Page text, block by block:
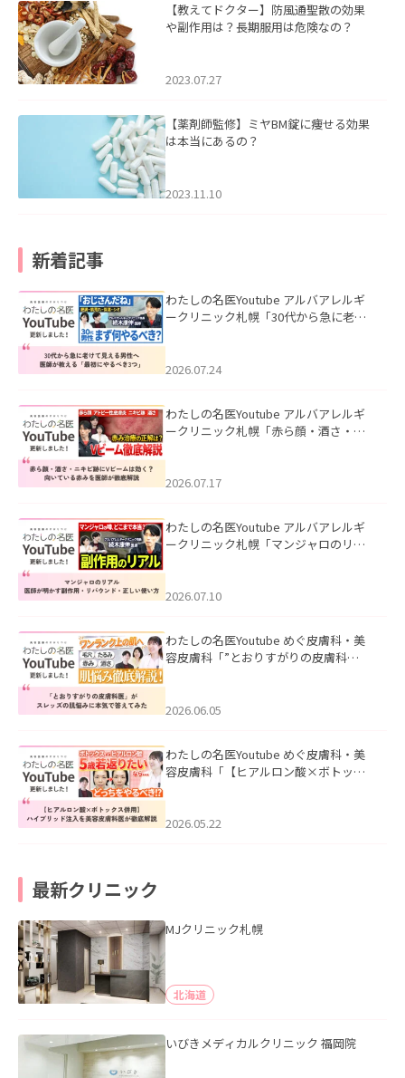
【教えてドクター】防風通聖散の効果
や副作用は？長期服用は危険なの？
2023.07.27
【薬剤師監修】ミヤBM錠に痩せる効果
は本当にあるの？
2023.11.10
新着記事
わたしの名医Youtube アルバアレルギ
ークリニック札幌「30代から急に老け
た。
2026.07.24
わたしの名医Youtube アルバアレルギ
ークリニック札幌「赤ら顔・酒さ・ニ
した。
2026.07.17
わたしの名医Youtube アルバアレルギ
ークリニック札幌「マンジャロのリア
た。
2026.07.10
わたしの名医Youtube めぐ皮膚科・美
容皮膚科「”とおりすがりの皮膚科
2026.06.05
わたしの名医Youtube めぐ皮膚科・美
容皮膚科「【ヒアルロン酸×ボトック
た。
2026.05.22
最新クリニック
MJクリニック札幌
北海道
いびきメディカルクリニック 福岡院